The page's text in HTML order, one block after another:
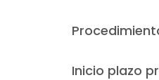
Inicio plazo